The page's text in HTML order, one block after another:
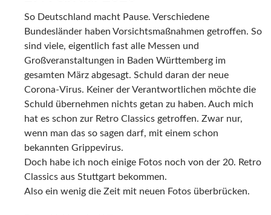
So Deutschland macht Pause. Verschiedene
Bundesländer haben Vorsichtsmaßnahmen getroffen. So
sind viele, eigentlich fast alle Messen und
Großveranstaltungen in Baden Württemberg im
gesamten März abgesagt. Schuld daran der neue
Corona-Virus. Keiner der Verantwortlichen möchte die
Schuld übernehmen nichts getan zu haben. Auch mich
hat es schon zur Retro Classics getroffen. Zwar nur,
wenn man das so sagen darf, mit einem schon
bekannten Grippevirus.
Doch habe ich noch einige Fotos noch von der 20. Retro
Classics aus Stuttgart bekommen.
Also ein wenig die Zeit mit neuen Fotos überbrücken.